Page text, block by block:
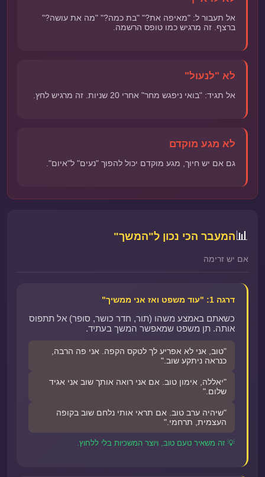
אל תעבור ל: "מאיפה את?" "בת כמה?" "מה את עושה?"
ברצף. זה מרגיש כמו טופס הרשמה.
לא "לנעול"
אל תגיד: "בואי ניפגש מחר" אחרי 20 שניות. זה מרגיש לחץ.
לא מגע מוקדם
גם אם יש חיוך, מגע מוקדם יכול להפוך "נעים" ל"איום".
📊המעבר הכי נכון ל"המשך"
אם יש זרימה
דרגה 1: "עוד משפט ואז אני ממשיך"
כשאתם באמצע משהו (תור, חדר כושר, סופר) אל תתפוס
אותה. תן משפט שמאפשר המשך בעתיד.
"טוב, אני לא אפריע לך לטקס הקפה. אני פה הרבה,
כנראה ניתקע שוב."
"יאללה, אימון טוב. אם אני רואה אותך שוב אני אגיד
שלום."
"שיהיה ערב טוב. אם תראי אותי נלחם שוב בקופה
העצמית, תרחמי."
💡 זה משאיר טעם טוב, ויוצר המשכיות בלי ללחוץ.